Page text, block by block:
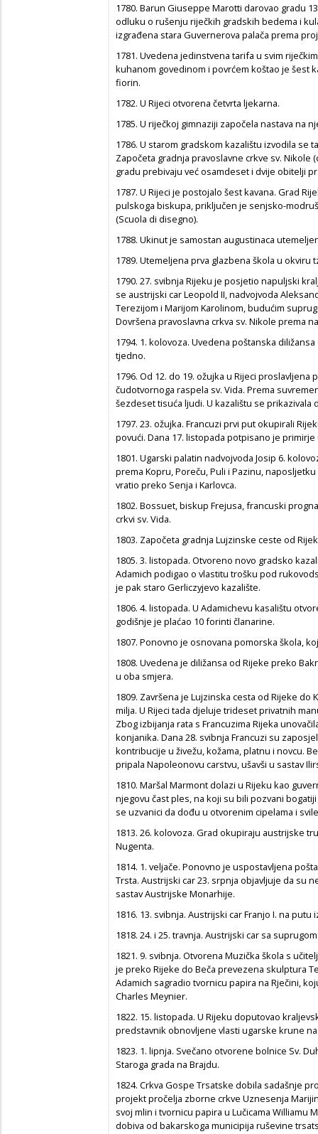
1780. Barun Giuseppe Marotti darovao gradu
odluku o rušenju riječkih gradskih bedema i
izgrađena stara Guvernerova palača prema
1781. Uvedena jedinstvena tarifa u svim
kuhanom govedinom i povrćem koštao je šest
fiorin.
1782. U Rijeci otvorena četvrta ljekarna.
1785. U riječkoj gimnaziji započela nastava na
1786. U starom gradskom kazalištu izvodila se
Započeta gradnja pravoslavne crkve sv. Nikole
gradu prebivaju već osamdeset i dvije obitelji
1787. U Rijeci je postojalo šest kavana. Grad
pulskoga biskupa, priključen je senjsko-
(Scuola di disegno).
1788. Ukinut je samostan augustinaca
1789. Utemeljena prva glazbena škola u okviru
1790. 27. svibnja Rijeku je posjetio napuljski
se austrijski car Leopold II, nadvojvoda
Terezijom i Marijom Karolinom, budućim
Dovršena pravoslavna crkva sv. Nikole prema
1794. 1. kolovoza. Uvedena poštanska
tjedno.
1796. Od 12. do 19. ožujka u Rijeci
čudotvornoga raspela sv. Vida. Prema
šezdeset tisuća ljudi. U kazalištu se prikazivala
1797. 23. ožujka. Francuzi prvi put okupirali
povući. Dana 17. listopada potpisano je
1801. Ugarski palatin nadvojvoda Josip 6.
prema Kopru, Poreču, Puli i Pazinu,
vratio preko Senja i Karlovca.
1802. Bossuet, biskup Frejusa, francuski
crkvi sv. Vida.
1803. Započeta gradnja Lujzinske ceste od
1805. 3. listopada. Otvoreno novo gradsko
Adamich podigao o vlastitu trošku pod
je pak staro Gerliczyjevo kazalište.
1806. 4. listopada. U Adamichevu kasalištu
godišnje je plaćao 10 forinti članarine.
1807. Ponovno je osnovana pomorska škola,
1808. Uvedena je diližansa od Rijeke preko
u oba smjera.
1809. Završena je Lujzinska cesta od Rijeke
milja. U Rijeci tada djeluje trideset privatnih
Zbog izbijanja rata s Francuzima Rijeka
konjanika. Dana 28. svibnja Francuzi su
kontribucije u živežu, kožama, platnu i novcu.
pripala Napoleonovu carstvu, ušavši u sastav
1810. Maršal Marmont dolazi u Rijeku kao
njegovu čast ples, na koji su bili pozvani
se uzvanici da dođu u otvorenim cipelama i
1813. 26. kolovoza. Grad okupiraju austrijske
Nugenta.
1814. 1. veljače. Ponovno je uspostavljena
Trsta. Austrijski car 23. srpnja objavljuje da su
sastav Austrijske Monarhije.
1816. 13. svibnja. Austrijski car Franjo I. na
1818. 24. i 25. travnja. Austrijski car sa
1821. 9. svibnja. Otvorena Muzička škola s
je preko Rijeke do Beča prevezena skulptura
Adamich sagradio tvornicu papira na Rječini,
Charles Meynier.
1822. 15. listopada. U Rijeku doputovao
predstavnik obnovljene vlasti ugarske krune
1823. 1. lipnja. Svečano otvorene bolnice Sv.
Staroga grada na Brajdu.
1824. Crkva Gospe Trsatske dobila sadašnje
projekt pročelja zborne crkve Uznesenja
svoj mlin i tvornicu papira u Lučicama Williamu
dobiva od bakarskoga municipija ruševine